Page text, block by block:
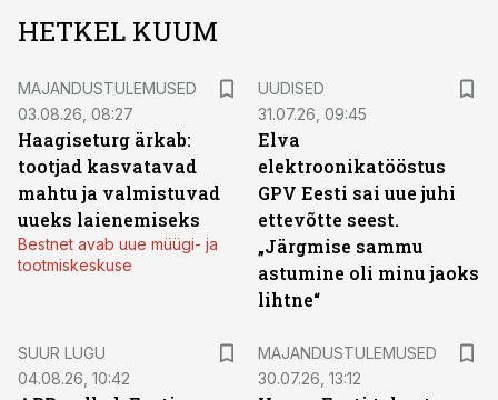
HETKEL KUUM
MAJANDUSTULEMUSED
03.08.26, 08:27
Haagiseturg ärkab:
tootjad kasvatavad
mahtu ja valmistuvad
uueks laienemiseks
Bestnet avab uue müügi- ja
tootmiskeskuse
UUDISED
31.07.26, 09:45
Elva
elektroonikatööstus
GPV Eesti sai uue juhi
ettevõtte seest.
„Järgmise sammu
astumine oli minu jaoks
lihtne“
SUUR LUGU
04.08.26, 10:42
MAJANDUSTULEMUSED
30.07.26, 13:12